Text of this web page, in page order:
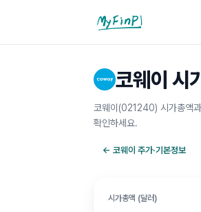
마이핀플
코웨이 시
코웨이(021240) 시가총액
확인하세요.
← 코웨이 주가·기본정보
시가총액 (달러)